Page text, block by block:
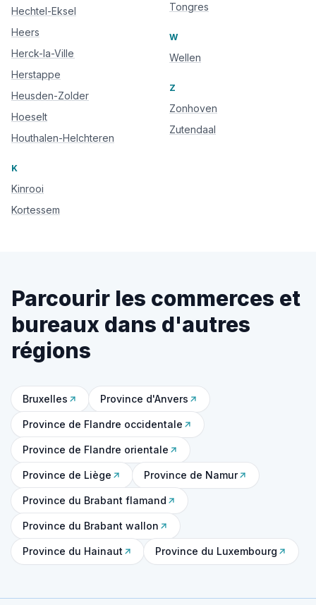
Hechtel-Eksel
Heers
Herck-la-Ville
Herstappe
Heusden-Zolder
Hoeselt
Houthalen-Helchteren
K
Kinrooi
Kortessem
Tongres
W
Wellen
Z
Zonhoven
Zutendaal
Parcourir les commerces et
bureaux dans d'autres
régions
Bruxelles Province d'Anvers
Province de Flandre occidentale
Province de Flandre orientale
Province de Liège Province de Namur
Province du Brabant flamand
Province du Brabant wallon
Province du Hainaut Province du Luxembourg